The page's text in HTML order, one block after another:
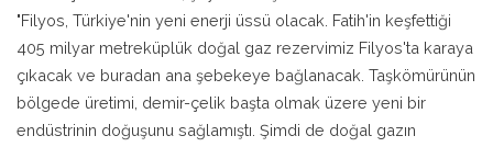
"Filyos, Türkiye'nin yeni enerji üssü olacak. Fatih'in keşfettiği
405 milyar metreküplük doğal gaz rezervimiz Filyos'ta karaya
çıkacak ve buradan ana şebekeye bağlanacak. Taşkömürünün
bölgede üretimi, demir-çelik başta olmak üzere yeni bir
endüstrinin doğuşunu sağlamıştı. Şimdi de doğal gazın